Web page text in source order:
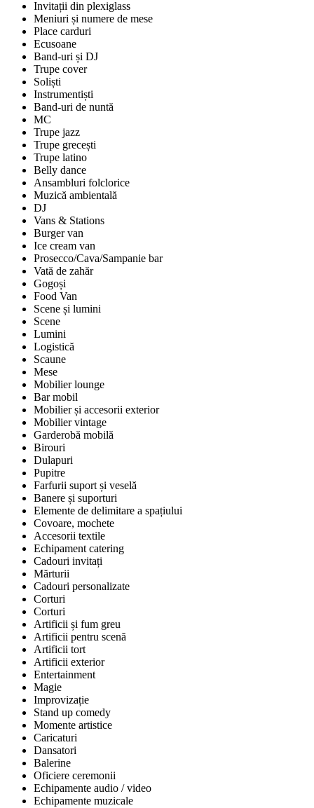
Invitații din plexiglass
Meniuri și numere de mese
Place carduri
Ecusoane
Band-uri și DJ
Trupe cover
Soliști
Instrumentiști
Band-uri de nuntă
MC
Trupe jazz
Trupe grecești
Trupe latino
Belly dance
Ansambluri folclorice
Muzică ambientală
DJ
Vans & Stations
Burger van
Ice cream van
Prosecco/Cava/Sampanie bar
Vată de zahăr
Gogoși
Food Van
Scene și lumini
Scene
Lumini
Logistică
Scaune
Mese
Mobilier lounge
Bar mobil
Mobilier și accesorii exterior
Mobilier vintage
Garderobă mobilă
Birouri
Dulapuri
Pupitre
Farfurii suport și veselă
Banere și suporturi
Elemente de delimitare a spațiului
Covoare, mochete
Accesorii textile
Echipament catering
Cadouri invitați
Mărturii
Cadouri personalizate
Corturi
Corturi
Artificii și fum greu
Artificii pentru scenă
Artificii tort
Artificii exterior
Entertainment
Magie
Improvizație
Stand up comedy
Momente artistice
Caricaturi
Dansatori
Balerine
Oficiere ceremonii
Echipamente audio / video
Echipamente muzicale